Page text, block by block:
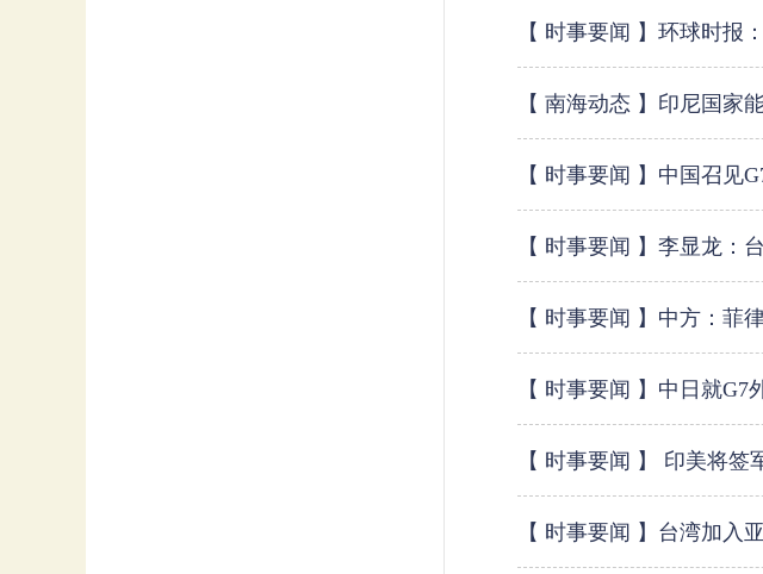
【 时事要闻 】环球时报
【 南海动态 】印尼国家
【 时事要闻 】中国召见
【 时事要闻 】李显龙：
【 时事要闻 】中方：菲
【 时事要闻 】中日就G7
【 时事要闻 】 印美将签
【 时事要闻 】台湾加入